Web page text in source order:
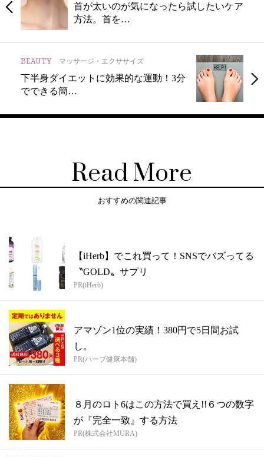
首が太いのが気になったら試したいケア
方法。首を…
BEAUTY マッサージ・エクササイズ
下半身ダイエットに効果的な運動！3分
でできる簡…
Read More
おすすめの関連記事
【iHerb】でこれ買って！SNSでバズってる
〝GOLD〟サプリ
PR(iHerb)
アマゾン1位の実績！380円で5日間お試
し。
PR(ハーブ健康本舗)
８月のロト6はこの方法で買え!!６つの数字
が『完全一致』する方法
PR(株式会社MURA)